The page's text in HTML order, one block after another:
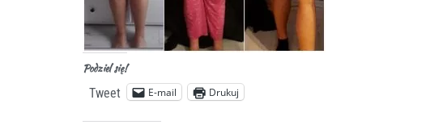
Podziel się!
Tweet E-mail Drukuj